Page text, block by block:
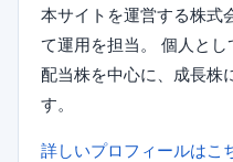
本サイトを運営する株式
て運用を担当。 個人と
配当株を中心に、成長株
す。
詳しいプロフィールはこ